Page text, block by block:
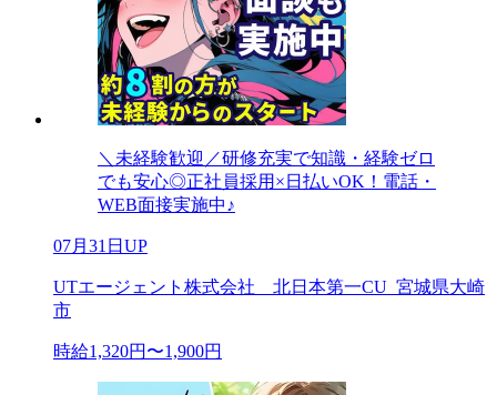
＼未経験歓迎／研修充実で知識・経験ゼロ
でも安心◎正社員採用×日払いOK！電話・
WEB面接実施中♪
07月31日UP
UTエージェント株式会社 北日本第一CU_宮城県大崎
市
時給1,320円〜1,900円